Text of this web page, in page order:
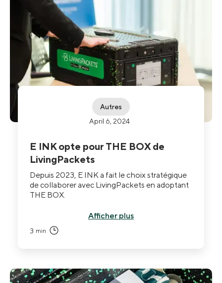
Autres
April 6, 2024
E INK opte pour THE BOX de
LivingPackets
Depuis 2023, E INK a fait le choix stratégique
de collaborer avec LivingPackets en adoptant
THE BOX.
Afficher plus
3 min